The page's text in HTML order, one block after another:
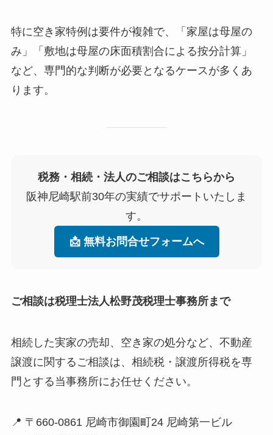
特に空き家特例は要件が複雑で、「家屋は母屋の
み」「敷地は母屋の床面積割合による按分計算」
など、専門的な判断が必要となるケースが多くあ
ります。
税務・相続・法人のご相談はこちらから
阪神尼崎駅前30年の実績でサポートいたしま
す。
📩 無料お問合せフォームへ
ご相談は税理士法人松野茂税理士事務所まで
相続した実家の売却、空き家の処分など、不動産
譲渡に関するご相談は、相続税・譲渡所得税を専
門とする当事務所にお任せください。
📍 〒660-0861 尼崎市御園町24 尼崎第一ビル